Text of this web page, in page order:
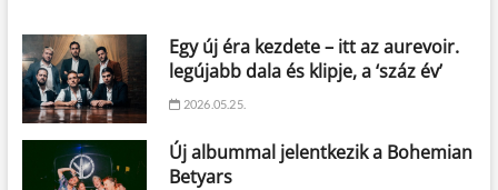
Egy új éra kezdete – itt az aurevoir.
legújabb dala és klipje, a ‘száz év’
2026.05.25.
Új albummal jelentkezik a Bohemian
Betyars